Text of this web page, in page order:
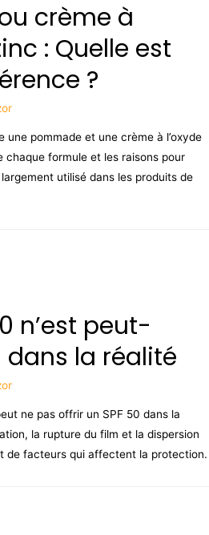
crème à
: Quelle est
?
pommade et une crème à l’oxyde
formule et les raisons pour
utilisé dans les produits de
n’est peut-
la réalité
ne pas offrir un SPF 50 dans la
la rupture du film et la dispersion
de facteurs qui affectent la protection.